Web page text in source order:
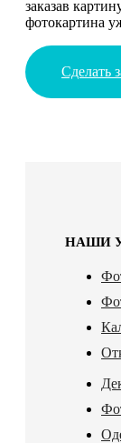
заказав
фотокартина
Сделать
НАШИ